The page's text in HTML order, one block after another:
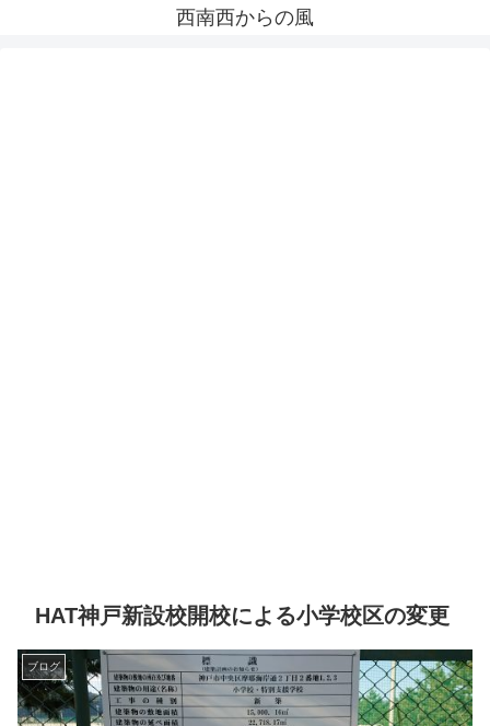
西南西からの風
HAT神戸新設校開校による小学校区の変更
ブログ